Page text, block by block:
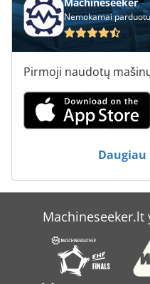
Nemokamai
Pirmoji naudotų